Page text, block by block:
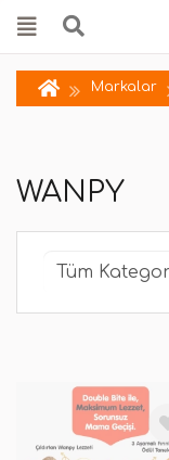
Markalar
WANPY